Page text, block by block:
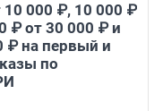
000 ₽, 10 000 ₽
₽ от 30 000 ₽ и
₽ на первый и
по